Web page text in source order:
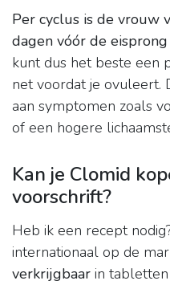
Per cyclus is de vrouw
dagen vóór de
kunt dus het beste een
net voordat je ovuleert.
aan symptomen zoals
of een hogere
Kan je Clomid
voorschrift?
Heb ik een recept
internationaal op de
verkrijgbaar in